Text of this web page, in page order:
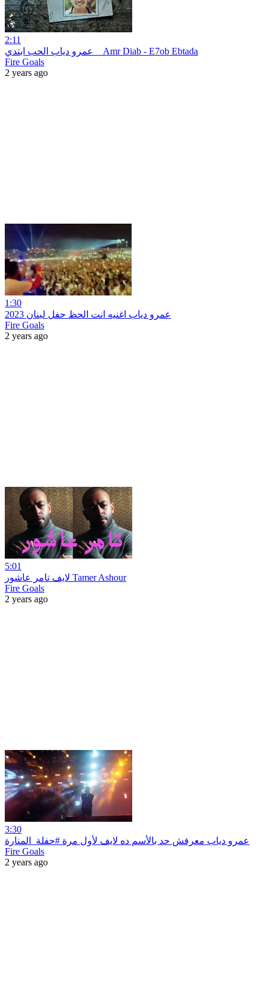
2:11
عمرو دياب الحب ابتدي _ Amr Diab - E7ob Ebtada
Fire Goals
2 years ago
1:30
عمرو دياب اغنيه انت الحظ حفل لبنان 2023
Fire Goals
2 years ago
5:01
لايف تامر عاشور Tamer Ashour
Fire Goals
2 years ago
3:30
عمرو دياب معرفش حد بالأسم ده لايف لأول مرة #حفلة_المنارة
Fire Goals
2 years ago